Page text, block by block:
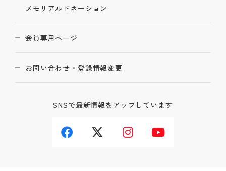
メモリアルドネーション
会員専用ページ
お問い合わせ・登録情報変更
SNSで最新情報をアップしています